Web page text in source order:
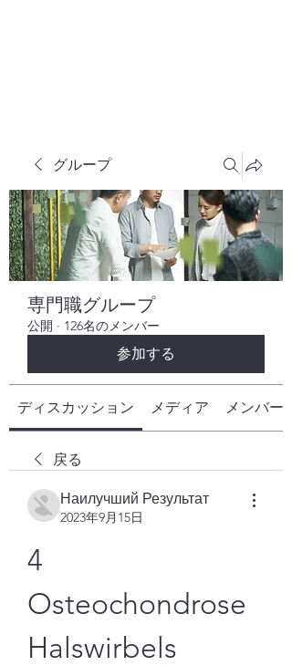
グループ
専門職グループ
公開 · 126名のメンバー
参加する
ディスカッション メディア メンバー
戻る
Наилучший Результат
2023年9月15日
4
Osteochondrose
Halswirbels